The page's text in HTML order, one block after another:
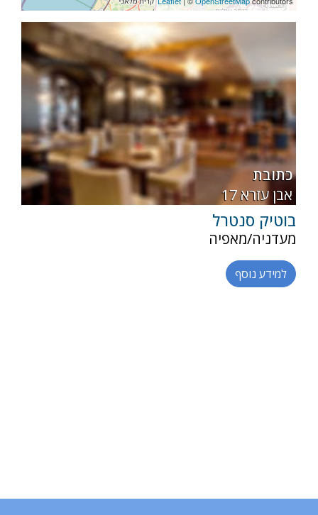
חלבי
רגילה
כתובת
17 אבן עזרא
בוטיק סנטרל
מעדניה/מאפיה
למידע נוסף